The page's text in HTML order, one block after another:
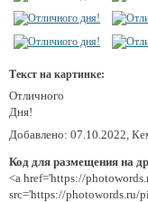
Текст на картинке:
Отличного
Дня!
Добавлено: 07.10.2022,
Код для размещения на
<a href='https://
src='https://photowords.ru/